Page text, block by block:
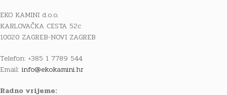
EKO KAMINI d.o.o.
KARLOVAČKA CESTA 52c
10020 ZAGREB-NOVI ZAGREB
Telefon: +385 1 7789 544
Email: info@ekokamini.hr
Radno vrijeme: